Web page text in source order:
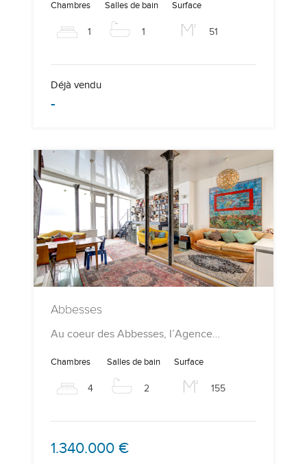
Chambres
1
Salles de bain
1
Surface
51
Déjà vendu
-
Abbesses
Au coeur des Abbesses, l’Agence…
Chambres
4
Salles de bain
2
Surface
155
1.340.000 €